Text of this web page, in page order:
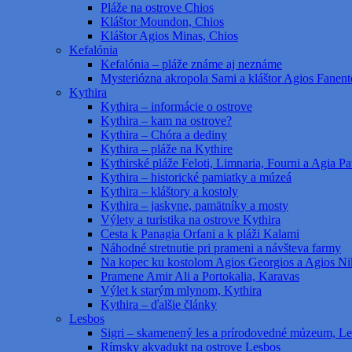
Pláže na ostrove Chios
Kláštor Moundon, Chios
Kláštor Agios Minas, Chios
Kefalónia
Kefalónia – pláže známe aj neznáme
Mysteriózna akropola Sami a kláštor Agios
Kythira
Kythira – informácie o ostrove
Kythira – kam na ostrove?
Kythira – Chóra a dediny
Kythira – pláže na Kythire
Kythirské pláže Feloti, Limnaria, Fourni a Agia
Kythira – historické pamiatky a múzeá
Kythira – kláštory a kostoly
Kythira – jaskyne, pamätníky a mosty
Výlety a turistika na ostrove Kythira
Cesta k Panagia Orfani a k pláži Kalami
Náhodné stretnutie pri prameni a návšteva farmy
Na kopec ku kostolom Agios Georgios a Agios
Pramene Amir Ali a Portokalia, Karavas
Výlet k starým mlynom, Kythira
Kythira – ďalšie články
Lesbos
Sigri – skamenený les a prírodovedné múzeum,
Rímsky akvadukt na ostrove Lesbos